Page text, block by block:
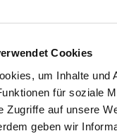
Cookies
um Inhalte und
für soziale
Zugriffe auf unsere
geben wir
sich freuen:
monatlichen
und